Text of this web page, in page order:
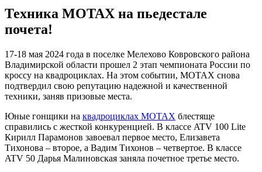
Техника MOTAX на пьедестале
почета!
17-18 мая 2024 года в поселке Мелехово Ковровского района
Владимирской области прошел 2 этап чемпионата России по
кроссу на квадроциклах. На этом событии, MOTAX снова
подтвердил свою репутацию надежной и качественной
техники, заняв призовые места.
Юные гонщики на квадроциклах MOTAX блестяще
справились с жесткой конкуренцией. В классе ATV 100 Lite
Кирилл Парамонов завоевал первое место, Елизавета
Тихонова – второе, а Вадим Тихонов – четвертое. В классе
ATV 50 Дарья Малиновская заняла почетное третье место.